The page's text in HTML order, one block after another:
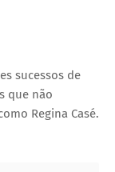
sucessos de
que não
Regina Casé.